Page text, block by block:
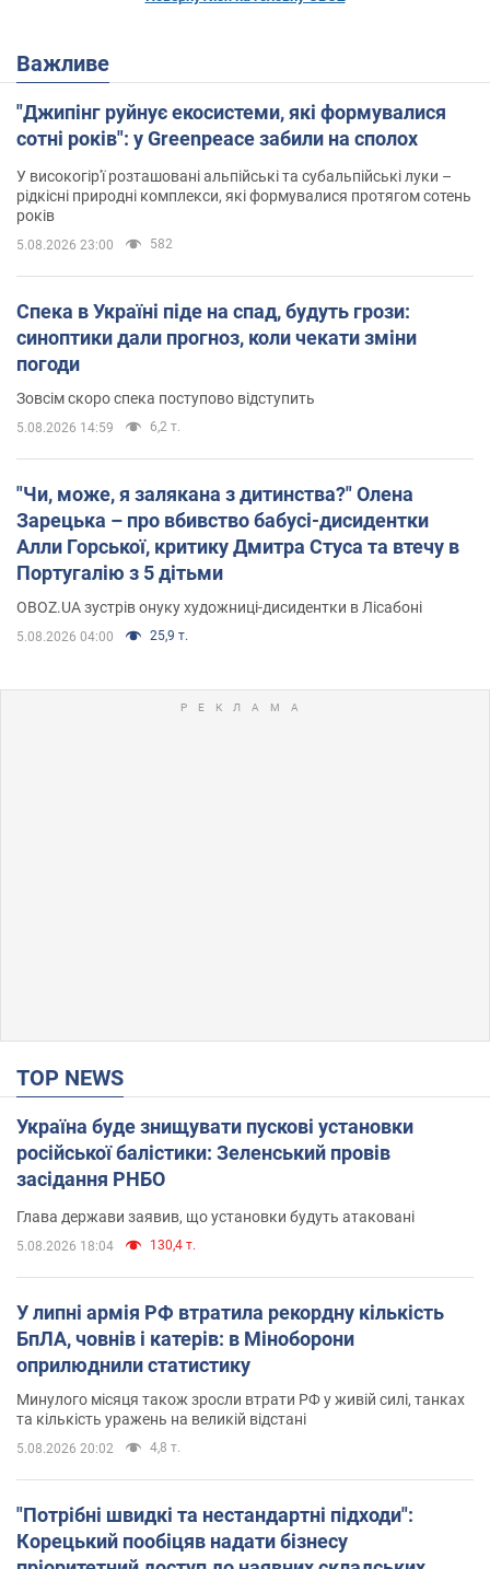
Важливе
"Джипінг руйнує екосистеми, які формувалися
сотні років": у Greenpeace забили на сполох
У високогір'ї розташовані альпійські та субальпійські луки –
рідкісні природні комплекси, які формувалися протягом сотень
років
5.08.2026 23:00 582
Спека в Україні піде на спад, будуть грози:
синоптики дали прогноз, коли чекати зміни
погоди
Зовсім скоро спека поступово відступить
5.08.2026 14:59 6,2 т.
"Чи, може, я залякана з дитинства?" Олена
Зарецька – про вбивство бабусі-дисидентки
Алли Горської, критику Дмитра Стуса та втечу в
Португалію з 5 дітьми
OBOZ.UA зустрів онуку художниці-дисидентки в Лісабоні
5.08.2026 04:00 25,9 т.
TOP NEWS
Україна буде знищувати пускові установки
російської балістики: Зеленський провів
засідання РНБО
Глава держави заявив, що установки будуть атаковані
5.08.2026 18:04 130,4 т.
У липні армія РФ втратила рекордну кількість
БпЛА, човнів і катерів: в Міноборони
оприлюднили статистику
Минулого місяця також зросли втрати РФ у живій силі, танках
та кількість уражень на великій відстані
5.08.2026 20:02 4,8 т.
"Потрібні швидкі та нестандартні підходи":
Корецький пообіцяв надати бізнесу